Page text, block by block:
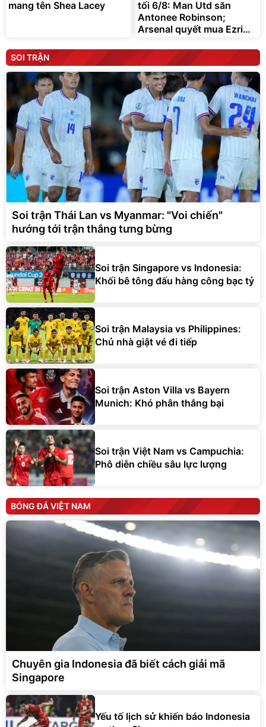
mang tên Shea Lacey
tối 6/8: Man Utd săn
Antonee Robinson;
Arsenal quyết mua Ezri
SOI TRẬN
Soi trận Thái Lan vs Myanmar: "Voi chiến"
hướng tới trận thắng tưng bừng
Soi trận Singapore vs Indonesia:
Khối bê tông đấu hàng công bạc tỷ
Soi trận Malaysia vs Philippines:
Chủ nhà giật vé đi tiếp
Soi trận Aston Villa vs Bayern
Munich: Khó phân thắng bại
Soi trận Việt Nam vs Campuchia:
Phô diễn chiều sâu lực lượng
BÓNG ĐÁ VIỆT NAM
Chuyên gia Indonesia đã biết cách giải mã
Singapore
Yếu tố lịch sử khiến báo Indonesia